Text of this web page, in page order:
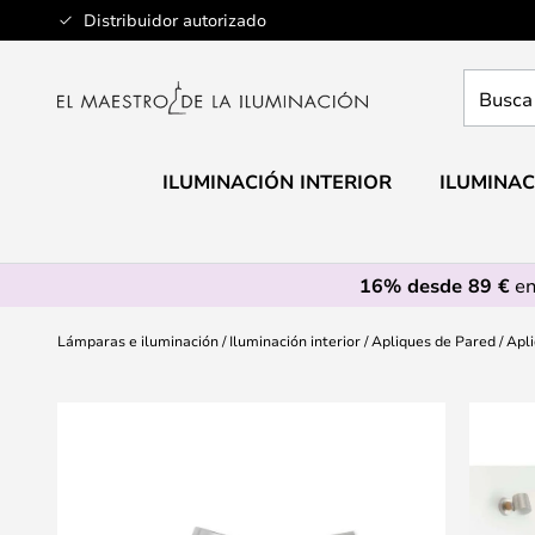
Distribuidor autorizado
Ir
al
aquí
ILUMINACIÓN INTERIOR
16% desde 89 €
Lámparas e iluminación Iluminación interior Apliques de Pared